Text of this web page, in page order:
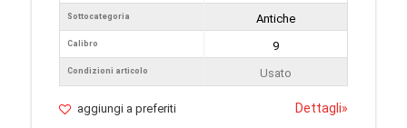
Sottocategoria
Calibro
Condizioni articolo
Antiche
9
Usato
aggiungi a preferiti Dettagli»